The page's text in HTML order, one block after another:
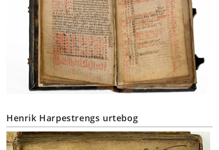
Henrik Harpestrengs urtebog